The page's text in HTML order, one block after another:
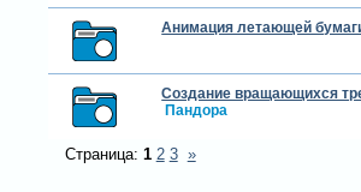
Анимация летающей
Cоздание вращающиxся
Пандора
Страница: 1 2 3 »